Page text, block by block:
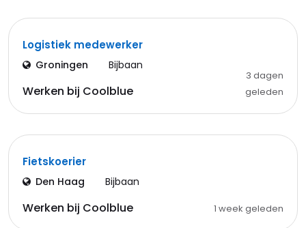
Logistiek medewerker
Groningen Bijbaan
Werken bij Coolblue
3 dagen
geleden
Fietskoerier
Den Haag Bijbaan
Werken bij Coolblue 1 week geleden